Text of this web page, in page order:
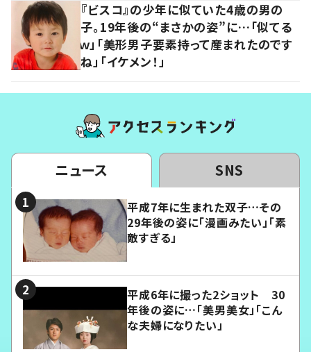
『ビスコ』の少年に似ていた4歳の男の
子。19年後の“まさかの姿”に…「似てる
ｗ」「美形男子要素持って産まれたのです
ね」「イケメン！」
ニュース SNS
平成7年に生まれた双子…その
29年後の姿に「漫画みたい」「素
敵すぎる」
平成6年に撮った2ショット 30
年後の姿に…「美男美女」「こん
な夫婦になりたい」